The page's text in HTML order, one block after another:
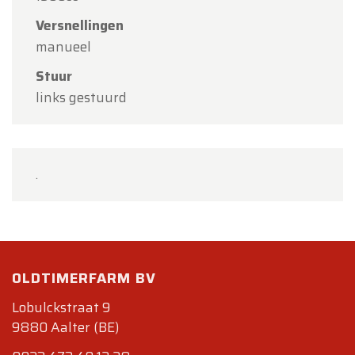
Versnellingen
manueel
Stuur
links gestuurd
.
OLDTIMERFARM BV
Lobulckstraat 9
9880 Aalter (BE)